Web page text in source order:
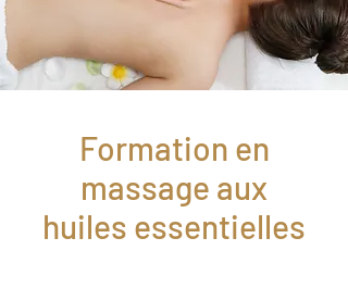
Formation en
massage aux
huiles essentielles